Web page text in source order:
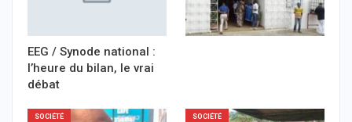
EEG / Synode national :
l’heure du bilan, le vrai
débat
SOCIÉTÉ SOCIÉTÉ